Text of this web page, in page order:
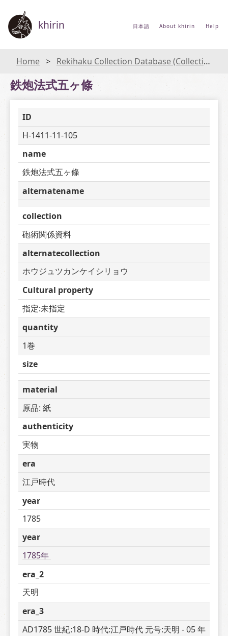
khirin 日本語 About khirin Help
Home Rekihaku Collection Database (Collections Database of the National Museum of Japanese History)
鉄炮法式五ヶ條
ID
H-1411-11-105
name
鉄炮法式五ヶ條
alternatename
collection
砲術関係資料
alternatecollection
ホウジュツカンケイシリョウ
Cultural property
指定:未指定
quantity
1巻
size
material
原品: 紙
authenticity
実物
era
江戸時代
year
1785
year
1785年
era_2
天明
era_3
AD1785 世紀:18-D 時代:江戸時代 元号:天明 - 05 年